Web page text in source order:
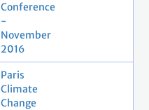
Conference
-
November
2016
Paris
Climate
Change